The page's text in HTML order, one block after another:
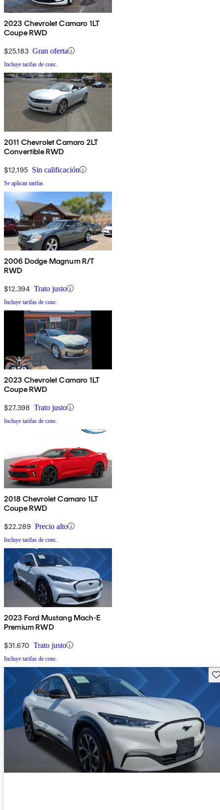
2023 Chevrolet Camaro 1LT
Coupe RWD
$25,183 Gran oferta
Incluye tarifas de conc.
2011 Chevrolet Camaro 2LT
Convertible RWD
$12,195 Sin calificación
Se aplican tarifas
2006 Dodge Magnum R/T
RWD
$12,394 Trato justo
Incluye tarifas de conc.
2023 Chevrolet Camaro 1LT
Coupe RWD
$27,398 Trato justo
Incluye tarifas de conc.
2018 Chevrolet Camaro 1LT
Coupe RWD
$22,289 Precio alto
Incluye tarifas de conc.
2023 Ford Mustang Mach-E
Premium RWD
$31,670 Trato justo
Incluye tarifas de conc.